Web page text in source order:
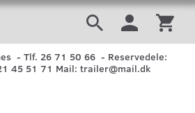
- Tlf. 26 71 50 66 - Reservedele:
45 51 71 Mail: trailer@mail.dk